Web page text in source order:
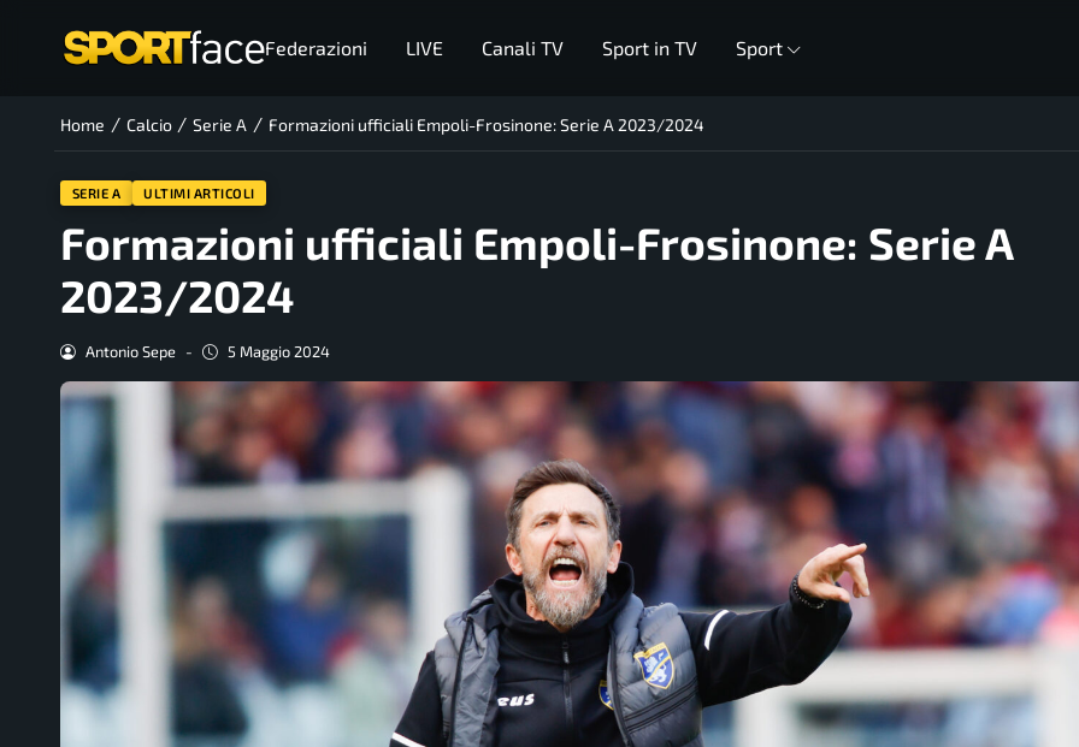
Federazioni LIVE Canali TV Sport in TV Sport
Home / Calcio / Serie A / Formazioni ufficiali Empoli-Frosinone: Serie A 2023/2024
SERIE A ULTIMI ARTICOLI
Formazioni ufficiali Empoli-Frosinone: Serie A
2023/2024
Antonio Sepe - 5 Maggio 2024